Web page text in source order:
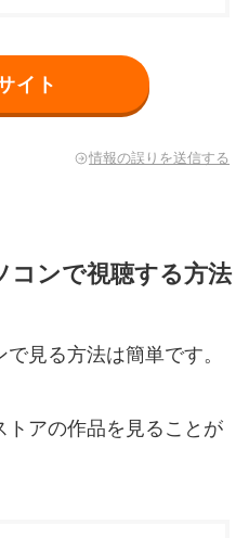
イト
情報の誤りを送信する
コンで視聴する方法
見る方法は簡単です。
トアの作品を見ることが